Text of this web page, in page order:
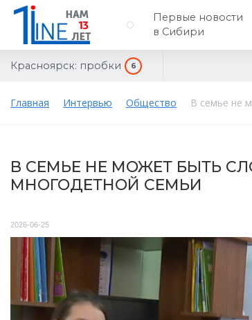
Первые новости
в Сибири
Красноярск: пробки 6
Главная Интервью Общество В семье не
В СЕМЬЕ НЕ МОЖЕТ БЫТЬ
МНОГОДЕТНОЙ СЕМЬИ
2026-06-25